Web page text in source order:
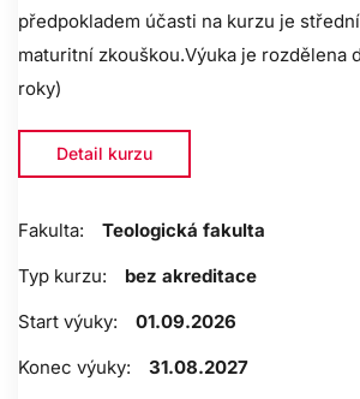
předpokladem účasti na kurzu je
maturitní zkouškou.Výuka je rozdělena
roky)
Detail kurzu
Fakulta:
Teologická fakulta
Typ kurzu:
bez akreditace
Start výuky:
01.09.2026
Konec výuky:
31.08.2027